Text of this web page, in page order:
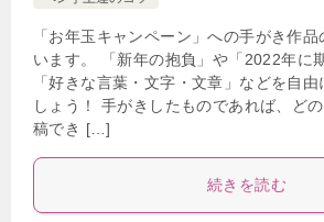
「お年玉キャンペーン」への手がき作
います。 「新年の抱負」や「2022年に
「好きな言葉・文字・文章」などを自
しょう！ 手がきしたものであれば、ど
稿でき […]
続きを読む